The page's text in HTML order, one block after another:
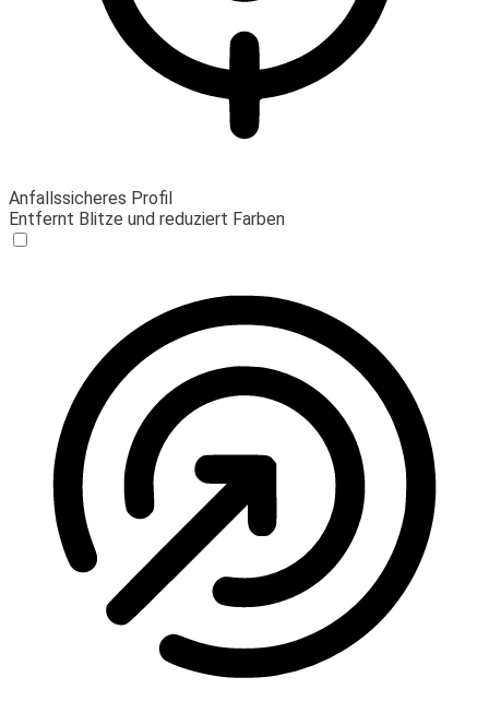
Anfallssicheres Profil
Entfernt Blitze und reduziert Farben